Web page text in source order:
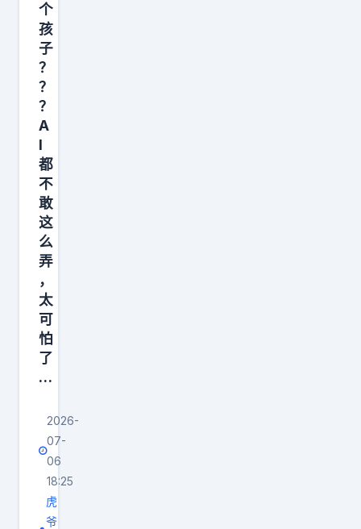
个
孩
子
？
？
？
A
I
都
不
敢
这
么
弄
，
太
可
怕
了
…
2026-
07-
06
18:25
虎
爷